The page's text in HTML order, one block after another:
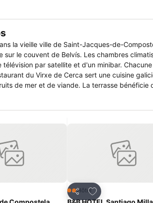
la vieille ville de Saint-Jacques-de-
Les chambres climatisées du
par satellite et d'un minibar.
de mer et de viande. La terrasse bénéficie
mes favoris
Partager
Ajouter à mes
2 Étoiles
Hôtel